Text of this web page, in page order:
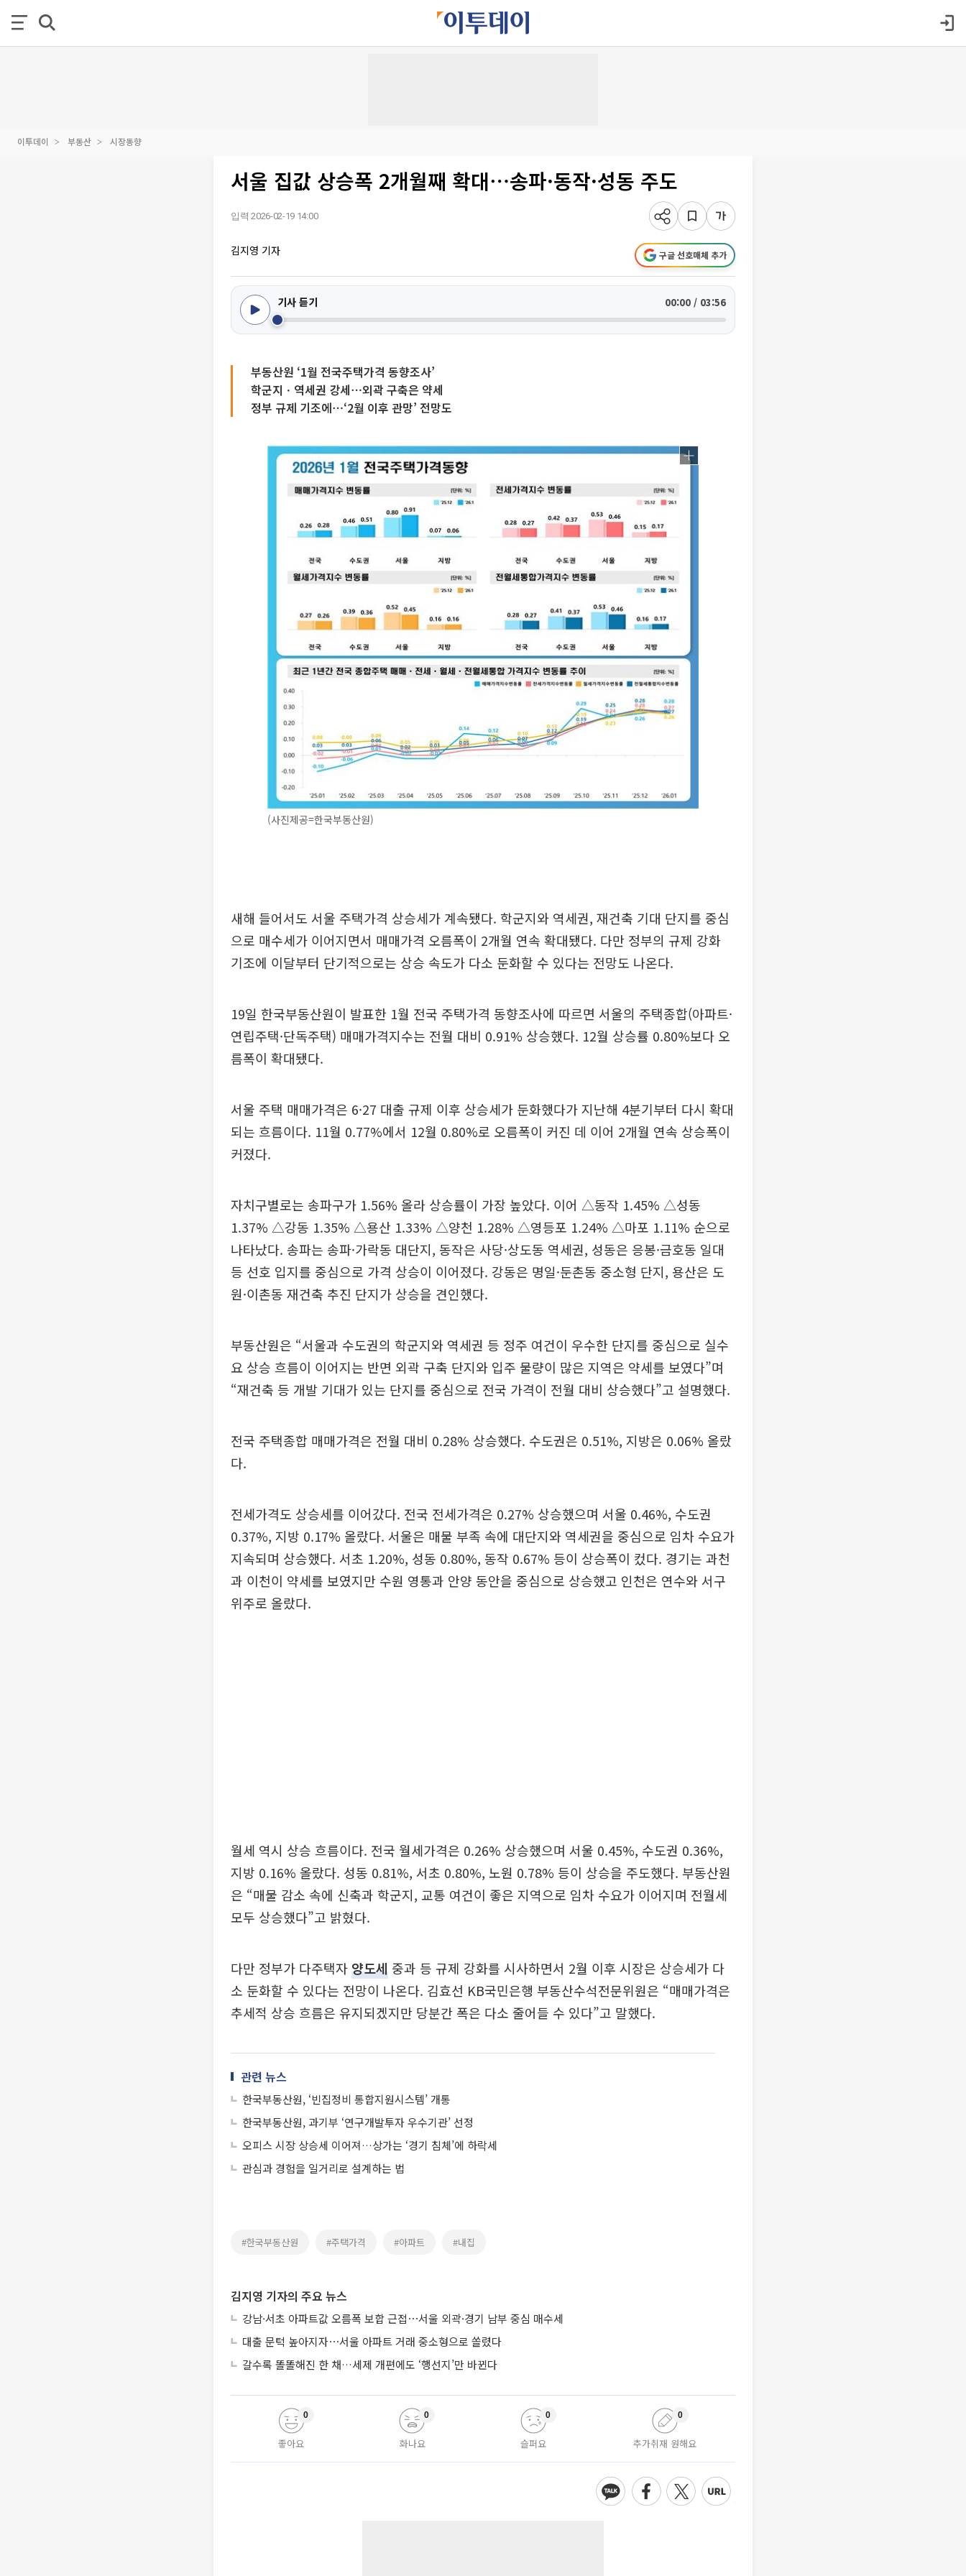
이투데이 부동산 시장동향
서울 집값 상승폭 2개월째 확대⋯송파·동작·성동 주도
입력 2026-02-19 14:00
김지영 기자 구글 선호매체 추가
기사 듣기 00:00 / 03:56
부동산원 ‘1월 전국주택가격 동향조사’
학군지ㆍ역세권 강세⋯외곽 구축은 약세
정부 규제 기조에⋯‘2월 이후 관망’ 전망도
(사진제공=한국부동산원)
새해 들어서도 서울 주택가격 상승세가 계속됐다. 학군지와 역세권, 재건축 기대 단지를 중심
으로 매수세가 이어지면서 매매가격 오름폭이 2개월 연속 확대됐다. 다만 정부의 규제 강화
기조에 이달부터 단기적으로는 상승 속도가 다소 둔화할 수 있다는 전망도 나온다.
19일 한국부동산원이 발표한 1월 전국 주택가격 동향조사에 따르면 서울의 주택종합(아파트·
연립주택·단독주택) 매매가격지수는 전월 대비 0.91% 상승했다. 12월 상승률 0.80%보다 오
름폭이 확대됐다.
서울 주택 매매가격은 6·27 대출 규제 이후 상승세가 둔화했다가 지난해 4분기부터 다시 확대
되는 흐름이다. 11월 0.77%에서 12월 0.80%로 오름폭이 커진 데 이어 2개월 연속 상승폭이
커졌다.
자치구별로는 송파구가 1.56% 올라 상승률이 가장 높았다. 이어 △동작 1.45% △성동
1.37% △강동 1.35% △용산 1.33% △양천 1.28% △영등포 1.24% △마포 1.11% 순으로
나타났다. 송파는 송파·가락동 대단지, 동작은 사당·상도동 역세권, 성동은 응봉·금호동 일대
등 선호 입지를 중심으로 가격 상승이 이어졌다. 강동은 명일·둔촌동 중소형 단지, 용산은 도
원·이촌동 재건축 추진 단지가 상승을 견인했다.
부동산원은 “서울과 수도권의 학군지와 역세권 등 정주 여건이 우수한 단지를 중심으로 실수
요 상승 흐름이 이어지는 반면 외곽 구축 단지와 입주 물량이 많은 지역은 약세를 보였다”며
“재건축 등 개발 기대가 있는 단지를 중심으로 전국 가격이 전월 대비 상승했다”고 설명했다.
전국 주택종합 매매가격은 전월 대비 0.28% 상승했다. 수도권은 0.51%, 지방은 0.06% 올랐
다.
전세가격도 상승세를 이어갔다. 전국 전세가격은 0.27% 상승했으며 서울 0.46%, 수도권
0.37%, 지방 0.17% 올랐다. 서울은 매물 부족 속에 대단지와 역세권을 중심으로 임차 수요가
지속되며 상승했다. 서초 1.20%, 성동 0.80%, 동작 0.67% 등이 상승폭이 컸다. 경기는 과천
과 이천이 약세를 보였지만 수원 영통과 안양 동안을 중심으로 상승했고 인천은 연수와 서구
위주로 올랐다.
월세 역시 상승 흐름이다. 전국 월세가격은 0.26% 상승했으며 서울 0.45%, 수도권 0.36%,
지방 0.16% 올랐다. 성동 0.81%, 서초 0.80%, 노원 0.78% 등이 상승을 주도했다. 부동산원
은 “매물 감소 속에 신축과 학군지, 교통 여건이 좋은 지역으로 임차 수요가 이어지며 전월세
모두 상승했다”고 밝혔다.
다만 정부가 다주택자양도세 중과 등 규제 강화를 시사하면서 2월 이후 시장은 상승세가 다
소 둔화할 수 있다는 전망이 나온다. 김효선 KB국민은행 부동산수석전문위원은 “매매가격은
추세적 상승 흐름은 유지되겠지만 당분간 폭은 다소 줄어들 수 있다”고 말했다.
관련 뉴스
한국부동산원, ‘빈집정비 통합지원시스템’ 개통
한국부동산원, 과기부 ‘연구개발투자 우수기관’ 선정
오피스 시장 상승세 이어져…상가는 ‘경기 침체’에 하락세
관심과 경험을 일거리로 설계하는 법
#한국부동산원 #주택가격 #아파트 #내집
김지영 기자의 주요 뉴스
강남·서초 아파트값 오름폭 보합 근접⋯서울 외곽·경기 남부 중심 매수세
대출 문턱 높아지자⋯서울 아파트 거래 중소형으로 쏠렸다
갈수록 똘똘해진 한 채…세제 개편에도 ‘행선지’만 바뀐다
좋아요
0
화나요
0
슬퍼요
0
추가취재 원해요
0